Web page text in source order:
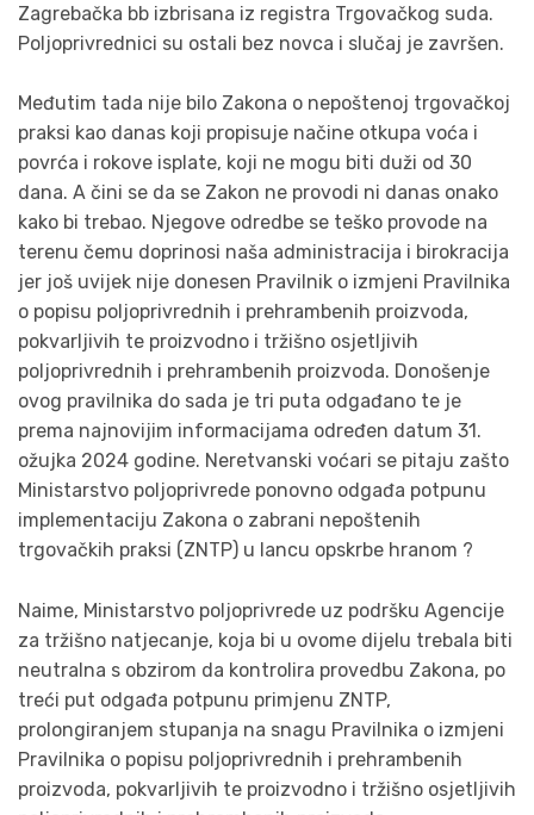
Zagrebačka bb izbrisana iz registra Trgovačkog suda.
Poljoprivrednici su ostali bez novca i slučaj je završen.
Međutim tada nije bilo Zakona o nepoštenoj trgovačkoj
praksi kao danas koji propisuje načine otkupa voća i
povrća i rokove isplate, koji ne mogu biti duži od 30
dana. A čini se da se Zakon ne provodi ni danas onako
kako bi trebao. Njegove odredbe se teško provode na
terenu čemu doprinosi naša administracija i birokracija
jer još uvijek nije donesen Pravilnik o izmjeni Pravilnika
o popisu poljoprivrednih i prehrambenih proizvoda,
pokvarljivih te proizvodno i tržišno osjetljivih
poljoprivrednih i prehrambenih proizvoda. Donošenje
ovog pravilnika do sada je tri puta odgađano te je
prema najnovijim informacijama određen datum 31.
ožujka 2024 godine. Neretvanski voćari se pitaju zašto
Ministarstvo poljoprivrede ponovno odgađa potpunu
implementaciju Zakona o zabrani nepoštenih
trgovačkih praksi (ZNTP) u lancu opskrbe hranom ?
Naime, Ministarstvo poljoprivrede uz podršku Agencije
za tržišno natjecanje, koja bi u ovome dijelu trebala biti
neutralna s obzirom da kontrolira provedbu Zakona, po
treći put odgađa potpunu primjenu ZNTP,
prolongiranjem stupanja na snagu Pravilnika o izmjeni
Pravilnika o popisu poljoprivrednih i prehrambenih
proizvoda, pokvarljivih te proizvodno i tržišno osjetljivih